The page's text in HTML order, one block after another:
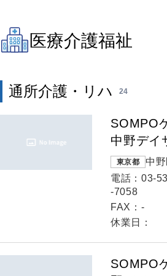
医療介護福祉
通所介護・リハ 24
SOMPO
中野デイ
東京都
中
7-15
電話：03-
-7058
FAX：-
休業日：
SOMPO